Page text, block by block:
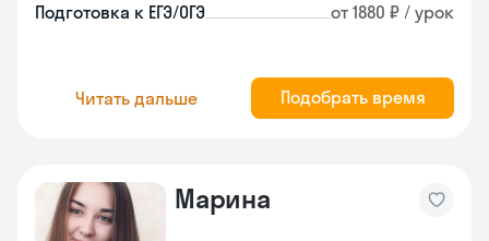
Подготовка к ЕГЭ/ОГЭ от 1880 ₽ / урок
Читать дальше Подобрать время
Марина